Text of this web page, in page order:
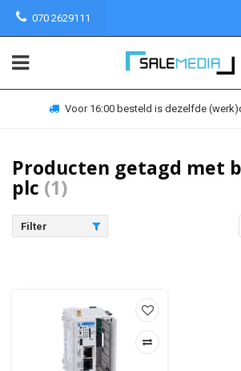
070 2629111
Voor 16:00 besteld is dezelfde
Producten getagd met
plc (1)
Filter